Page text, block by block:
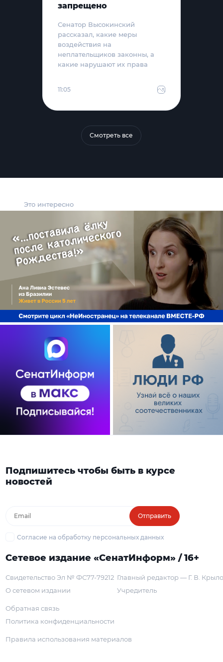
Это интересно
запрещено
Сенатор Высокинский
рассказал, какие меры
воздействия на
неплательщиков законны, а
какие нарушают их права
11:05
Смотреть все
Подпишитесь чтобы быть в курсе
новостей
Отправить
Согласие на обработку персональных данных
Сетевое издание «СенатИнформ» / 16+
Свидетельство Эл № ФС77-79212
О сетевом издании
Главный редактор — Г. В.
Учредитель
Обратная связь
Политика конфиденциальности
Правила использования материалов